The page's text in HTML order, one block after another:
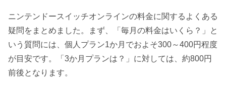
ニンテンドースイッチオンラインの料金に関するよくある
疑問をまとめました。まず、「毎月の料金はいくら？」と
いう質問には、個人プラン1か月でおよそ300～400円程度
が目安です。「3か月プランは？」に対しては、約800円
前後となります。